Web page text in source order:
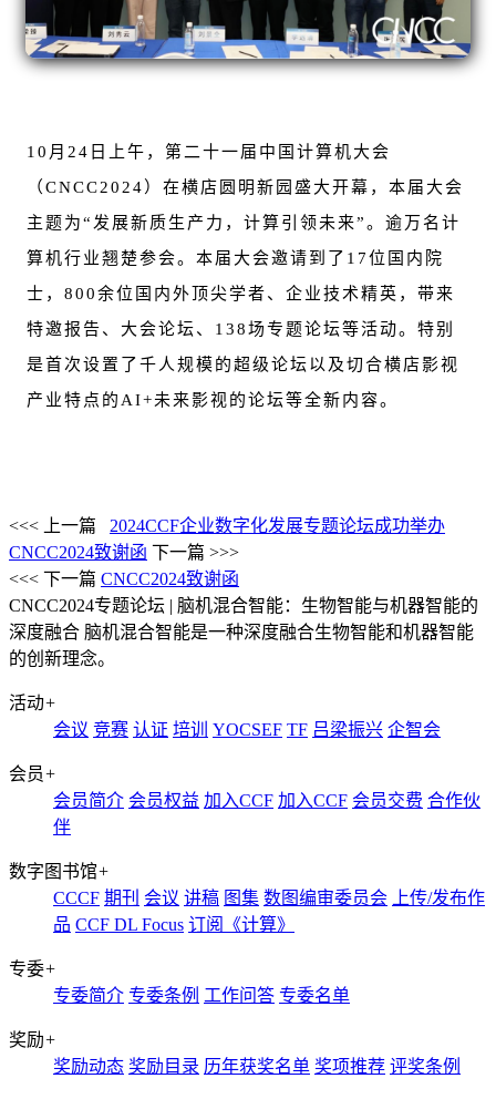
10月24日上午，第二十一届中国计算机大会
（CNCC2024）在横店圆明新园盛大开幕，本届大会
主题为“发展新质生产力，计算引领未来”。逾万名计
算机行业翘楚参会。本届大会邀请到了17位国内院
士，800余位国内外顶尖学者、企业技术精英，带来
特邀报告、大会论坛、138场专题论坛等活动。特别
是首次设置了千人规模的超级论坛以及切合横店影视
产业特点的AI+未来影视的论坛等全新内容。
<<< 上一篇
2024CCF企业数字化发展专题论坛成功举办
CNCC2024致谢函 下一篇 >>>
<<< 下一篇 CNCC2024致谢函
CNCC2024专题论坛 | 脑机混合智能：生物智能与机器智能的
深度融合 脑机混合智能是一种深度融合生物智能和机器智能
的创新理念。
活动+
会议 竞赛 认证 培训 YOCSEF TF 吕梁振兴 企智会
会员+
会员简介 会员权益 加入CCF 加入CCF 会员交费 合作伙
伴
数字图书馆+
CCCF 期刊 会议 讲稿 图集 数图编审委员会
上传/发布作
品 CCF DL Focus 订阅《计算》
专委+
专委简介 专委条例 工作问答 专委名单
奖励+
奖励动态 奖励目录 历年获奖名单 奖项推荐 评奖条例